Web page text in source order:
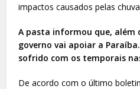
impactos causados pelas
A pasta informou que, além
governo vai apoiar a
sofrido com os temporais
De acordo com o último